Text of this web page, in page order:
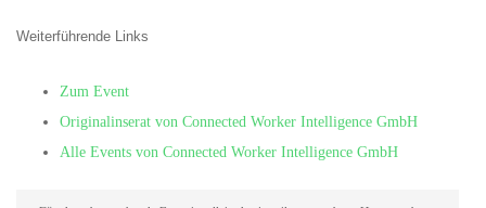
Weiterführende Links
Zum Event
Originalinserat von Connected Worker Intelligence GmbH
Alle Events von Connected Worker Intelligence GmbH